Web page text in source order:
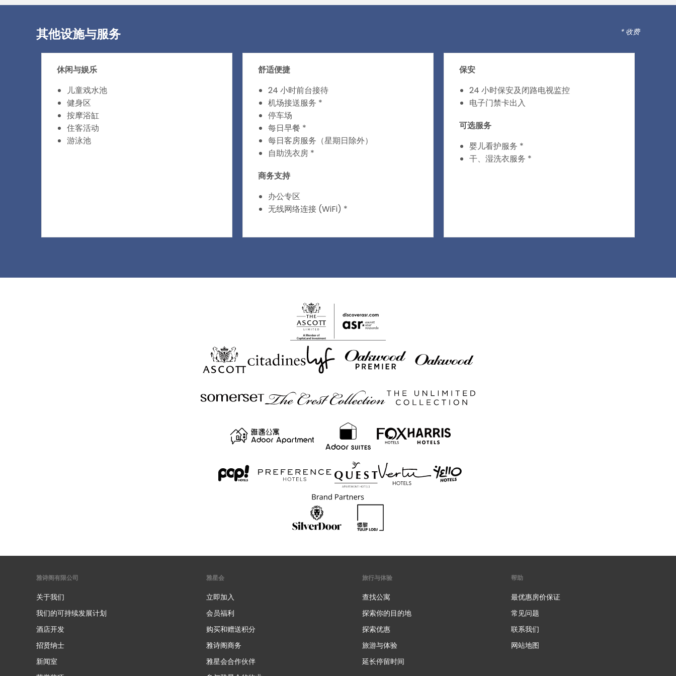
其他设施与服务 * 收费
休闲与娱乐
儿童戏水池
健身区
按摩浴缸
住客活动
游泳池
舒适便捷
24 小时前台接待
机场接送服务 *
停车场
每日早餐 *
每日客房服务（星期日除外）
自助洗衣房 *
商务支持
办公专区
无线网络连接 (WiFi) *
保安
24 小时保安及闭路电视监控
电子门禁卡出入
可选服务
婴儿看护服务 *
干、湿洗衣服务 *
雅诗阁有限公司
关于我们
我们的可持续发展计划
酒店开发
招贤纳士
新闻室
雅星会
立即加入
会员福利
购买和赠送积分
雅诗阁商务
雅星会合作伙伴
旅行与体验
查找公寓
探索你的目的地
探索优惠
旅游与体验
延长停留时间
帮助
最优惠房价保证
常见问题
联系我们
网站地图